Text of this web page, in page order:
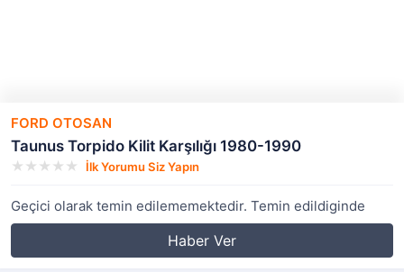
FORD OTOSAN
Taunus Torpido Kilit Karşılığı 1980-1990
İlk Yorumu Siz Yapın
Geçici olarak temin edilememektedir. Temin edildiginde
Haber Ver